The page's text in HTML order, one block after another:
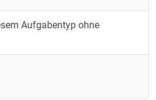
Aufgabentyp ohne